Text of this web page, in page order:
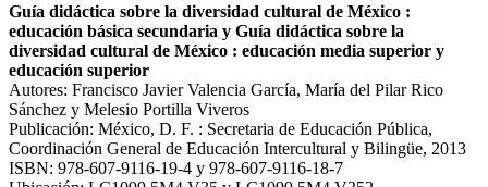
Guía didáctica sobre la diversidad cultural de México :
educación básica secundaria y Guía didáctica sobre la
diversidad cultural de México : educación media superior y
educación superior
Autores: Francisco Javier Valencia García, María del Pilar Rico
Sánchez y Melesio Portilla Viveros
Publicación: México, D. F. : Secretaria de Educación Pública,
Coordinación General de Educación Intercultural y Bilingüe, 2013
ISBN: 978-607-9116-19-4 y 978-607-9116-18-7